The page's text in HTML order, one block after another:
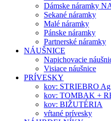
Dámske náramky
Sekané náramky
Malé náramky
Pánske náramky
Partnerské náramky
NÁUŠNICE
Napichovacie
Visiace náušnice
PRÍVESKY
kov: STRIEBRO
kov: TOMBAK +
kov: BIŽUTÉRIA
vŕtané prívesky